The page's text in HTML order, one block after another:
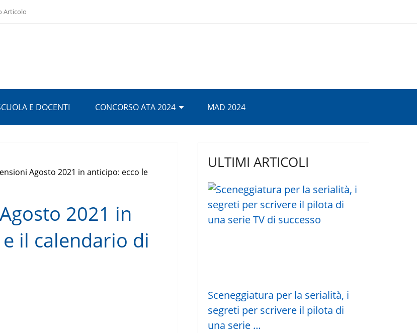
Articolo
E DOCENTI CONCORSO ATA 2024 MAD 2024
Agosto 2021 in anticipo: ecco le
2021 in
il calendario di
ULTIMI ARTICOLI
Sceneggiatura per la serialità, i
segreti per scrivere il pilota di
una serie …